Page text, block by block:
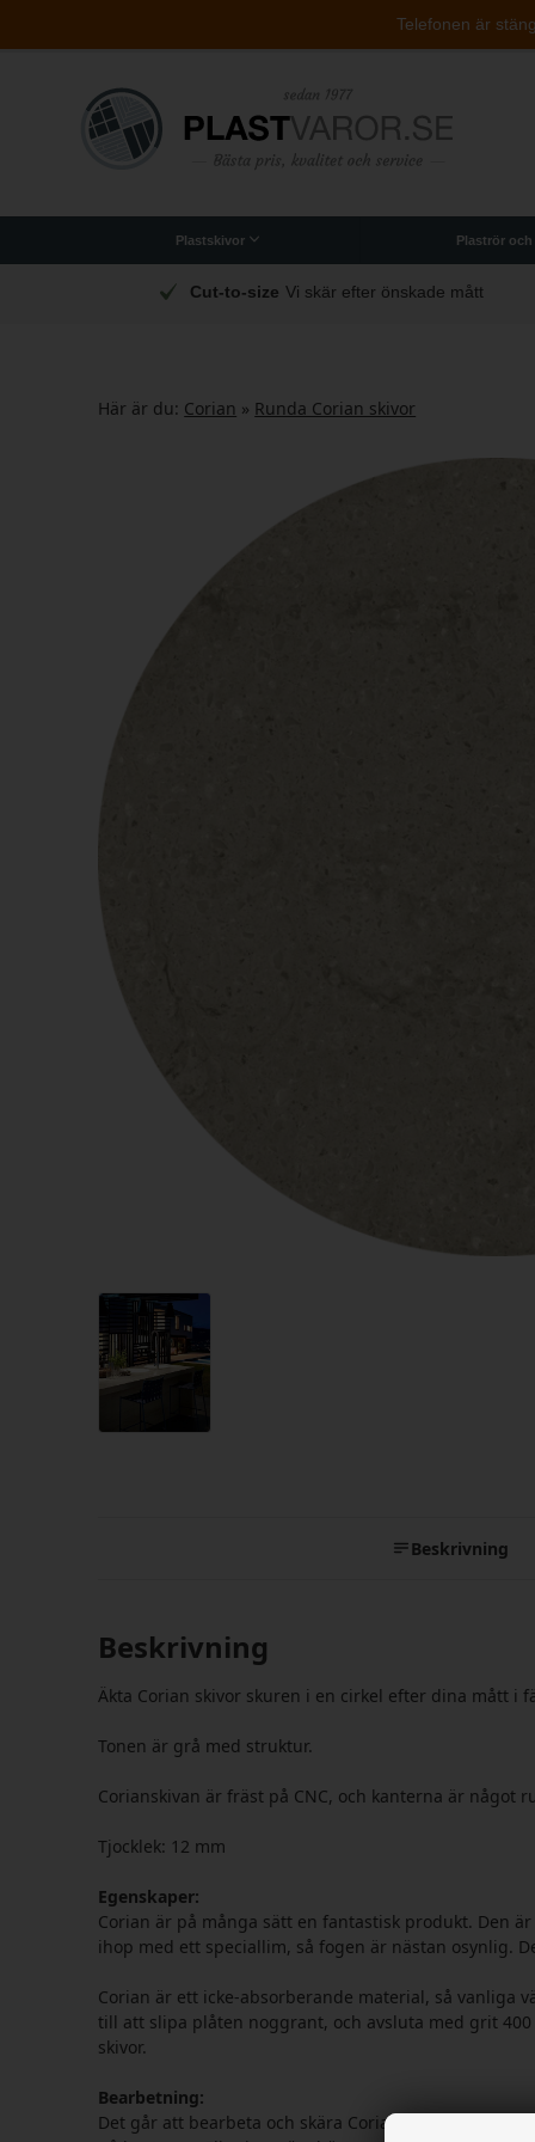
Telefonen är
Plastskivor Plaströr
Swish, Klarna, e-Faktura och mer
Här är du: Corian » Runda Corian skivor
Beskrivning
Beskrivning
Äkta Corian skivor skuren i en cirkel efter dina mått i
Tonen är grå med struktur.
Corianskivan är fräst på CNC, och kanterna är något
Tjocklek: 12 mm
Egenskaper:
Corian är på många sätt en fantastisk produkt. Den
ihop med ett speciallim, så fogen är nästan osynlig.
Corian är ett icke-absorberande material, så vanliga
till att slipa plåten noggrant, och avsluta med grit
skivor.
Bearbetning:
Det går att bearbeta och skära Corian skivor själv.